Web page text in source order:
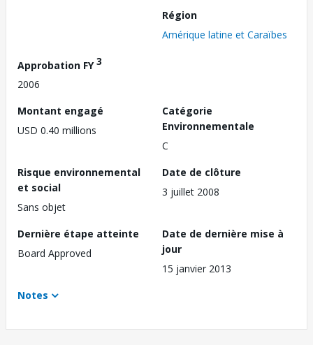
Région
Amérique latine et Caraïbes
Approbation FY3
2006
Montant engagé
USD 0.40 millions
Catégorie
Environnementale
C
Risque environnemental
et social
Sans objet
Date de clôture
3 juillet 2008
Dernière étape atteinte
Board Approved
Date de dernière mise à
jour
15 janvier 2013
Notes